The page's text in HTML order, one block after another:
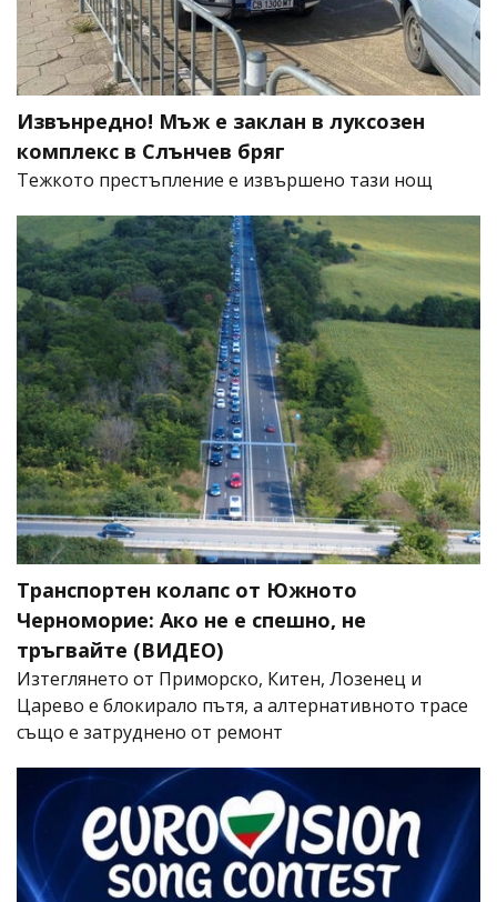
Извънредно! Мъж е заклан в луксозен
комплекс в Слънчев бряг
​Тежкото престъпление е извършено тази нощ
Транспортен колапс от Южното
Черноморие: Ако не е спешно, не
тръгвайте (ВИДЕО)
Изтеглянето от Приморско, Китен, Лозенец и
Царево е блокирало пътя, а алтернативното трасе
също е затруднено от ремонт